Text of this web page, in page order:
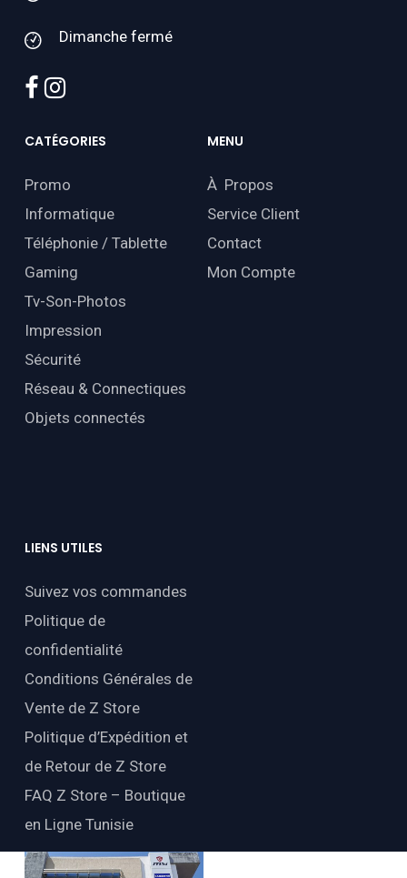
Dimanche fermé
facebook
instagram
CATÉGORIES
Promo
Informatique
Téléphonie / Tablette
Gaming
Tv-Son-Photos
Impression
Sécurité
Réseau & Connectiques
Objets connectés
MENU
À Propos
Service Client
Contact
Mon Compte
LIENS UTILES
Suivez vos commandes
Politique de
confidentialité
Conditions Générales de
Vente de Z Store
Politique d’Expédition et
de Retour de Z Store
FAQ Z Store – Boutique
en Ligne Tunisie